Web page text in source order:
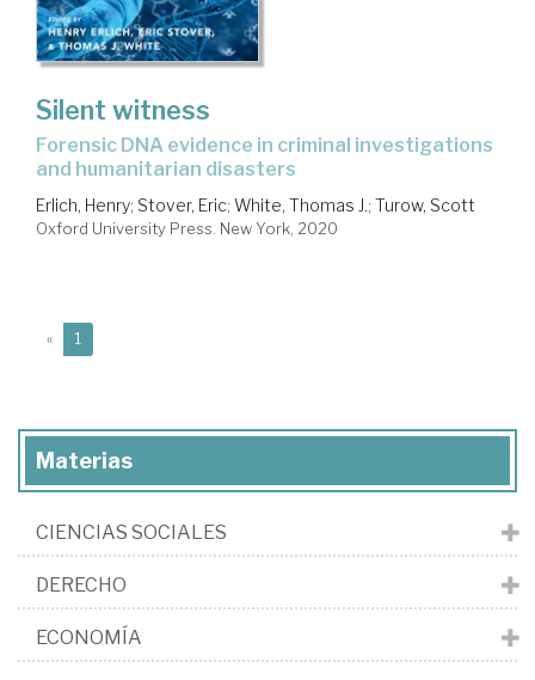
Silent witness
forensic DNA evidence in criminal investigations
and humanitarian disasters
Erlich, Henry; Stover, Eric; White, Thomas J.; Turow, Scott
Oxford University Press. New York, 2020
« 1
Materias
CIENCIAS SOCIALES
DERECHO
ECONOMÍA